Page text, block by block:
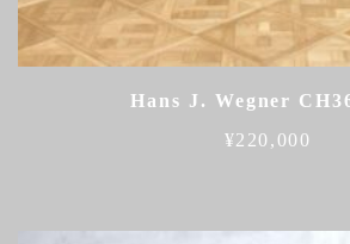
Hans J. Wegner
¥220,000